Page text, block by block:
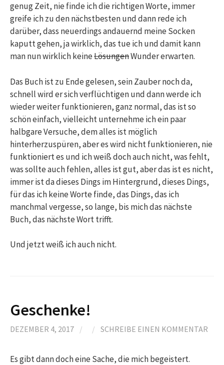
genug Zeit, nie finde ich die richtigen Worte, immer
greife ich zu den nächstbesten und dann rede ich
darüber, dass neuerdings andauernd meine Socken
kaputt gehen, ja wirklich, das tue ich und damit kann
man nun wirklich keineLösungenWunder erwarten.
Das Buch ist zu Ende gelesen, sein Zauber noch da,
schnell wird er sich verflüchtigen und dann werde ich
wieder weiter funktionieren, ganz normal, das ist so
schön einfach, vielleicht unternehme ich ein paar
halbgare Versuche, dem alles ist möglich
hinterherzuspüren, aber es wird nicht funktionieren, nie
funktioniert es und ich weiß doch auch nicht, was fehlt,
was sollte auch fehlen, alles ist gut, aber das ist es nicht,
immer ist da dieses Dings im Hintergrund, dieses Dings,
für das ich keine Worte finde, das Dings, das ich
manchmal vergesse, so lange, bis mich das nächste
Buch, das nächste Wort trifft.
Und jetzt weiß ich auch nicht.
Geschenke!
DEZEMBER 4, 2017 / / SCHREIBE EINEN KOMMENTAR
Es gibt dann doch eine Sache, die mich begeistert.